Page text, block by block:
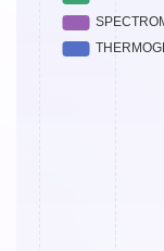
石绪明, 陈剑, 王俊
何志平, 褚君浩, 胡